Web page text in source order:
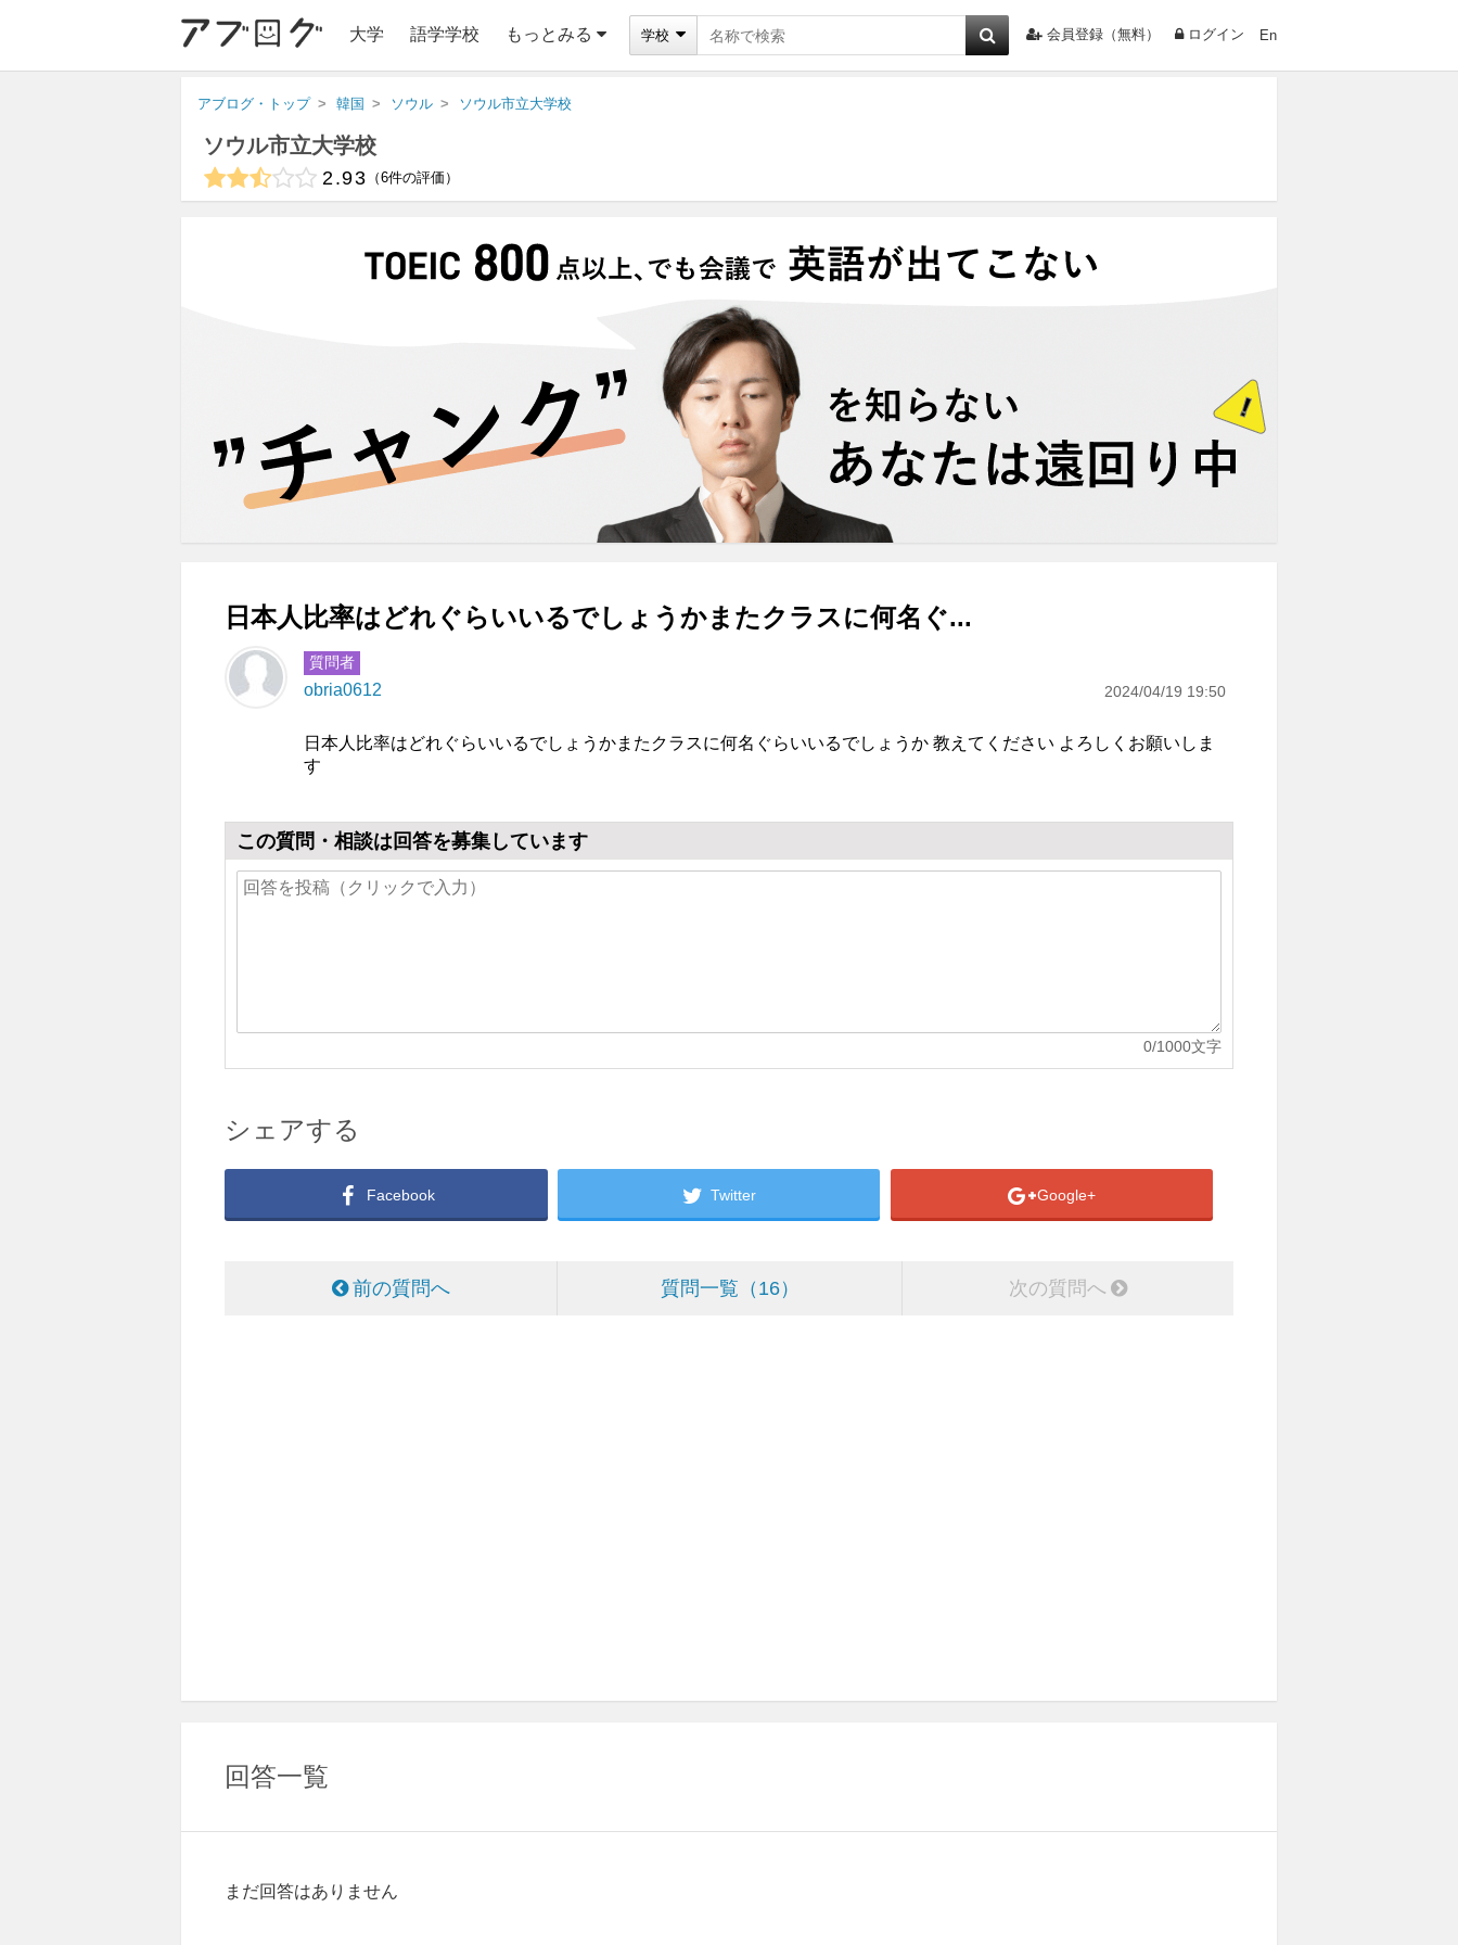
大学 語学学校 もっとみる 学校 会員登録（無料） ログイン En
アブログ・トップ 韓国 ソウル ソウル市立大学校
ソウル市立大学校
2.93 6件の評価
日本人比率はどれぐらいいるでしょうかまたクラスに何名ぐ...
質問者
obria0612 2024/04/19 19:50
日本人比率はどれぐらいいるでしょうかまたクラスに何名ぐらいいるでしょうか 教えてください よろしくお願いしま
す
この質問・相談は回答を募集しています
0/1000文字
シェアする
Facebook Twitter Google+
前の質問へ 質問一覧 16 次の質問へ
回答一覧
まだ回答はありません